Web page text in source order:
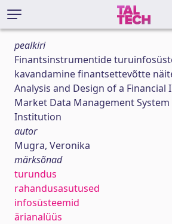
pealkiri
Finantsinstrumentide
kavandamine finantsettevõtte
Analysis and Design of a Financial
Market Data Management System
Institution
autor
Mugra, Veronika
märksõnad
turundus
rahandusasutused
infosüsteemid
ärianalüüs